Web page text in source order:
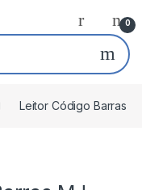
0
Leitor Código Barras